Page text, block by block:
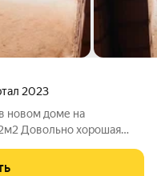
2023
новом доме на
Довольно хорошая
ремонт. Дом